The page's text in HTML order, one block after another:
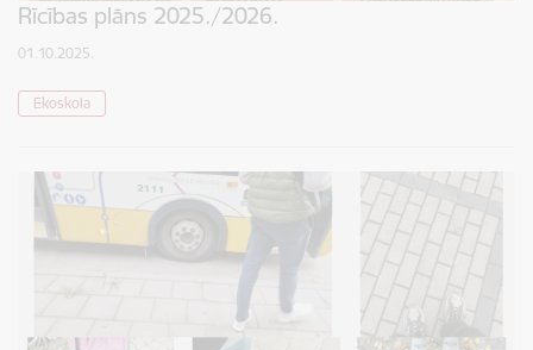
Rīcības plāns 2025./2026.
01.10.2025.
Ekoskola